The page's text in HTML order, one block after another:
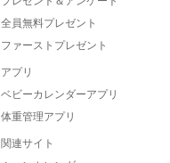
全員無料プレゼント
ファーストプレゼント
アプリ
ベビーカレンダーアプリ
体重管理アプリ
関連サイト